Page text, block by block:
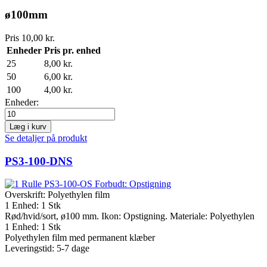
ø100mm
Pris 10,00 kr.
Enheder Pris pr. enhed
25
8,00 kr.
50
6,00 kr.
100
4,00 kr.
Enheder:
Læg i kurv
Se detaljer på produkt
PS3-100-DNS
Overskrift: Polyethylen film
1 Enhed: 1 Stk
Rød/hvid/sort, ø100 mm. Ikon: Opstigning. Materiale: Polyethylen
1 Enhed: 1 Stk
Polyethylen film med permanent klæber
Leveringstid: 5-7 dage